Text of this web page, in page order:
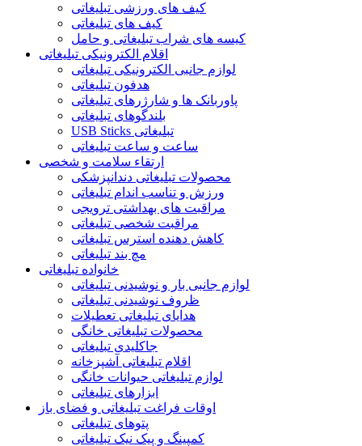
کیف های ورزشی تبلیغاتی
کیف های تبلیغاتی
کیسه های شراب تبلیغاتی و حامل
اقلام الکترونیکی تبلیغاتی
لوازم جانبی الکترونیکی تبلیغاتی
هدفون تبلیغاتی
پاوربانک ها و شارژرهای تبلیغاتی
بلندگوهای تبلیغاتی
USB Sticks تبلیغاتی
ساعت و ساعت تبلیغاتی
ارتقاء سلامت و شخصی
محصولات تبلیغاتی دندانپزشکی
ورزش و تناسب اندام تبلیغاتی
مراقبت های بهداشتی ترویجی
مراقبت شخصی تبلیغاتی
کاهش دهنده استرس تبلیغاتی
مچ بند تبلیغاتی
خانواده تبلیغاتی
لوازم جانبی بار و نوشیدنی تبلیغاتی
ظروف نوشیدنی تبلیغاتی
هدایای تبلیغاتی تعطیلات
محصولات تبلیغاتی خانگی
جاکلیدی تبلیغاتی
اقلام تبلیغاتی آشپزخانه
لوازم تبلیغاتی حیوانات خانگی
ابزارهای تبلیغاتی
اوقات فراغت تبلیغاتی و فضای باز
پتوهای تبلیغاتی
کمپینگ و پیک نیک تبلیغاتی